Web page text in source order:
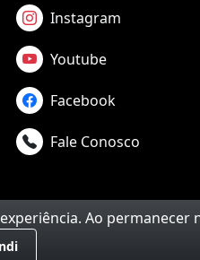
Ao permanecer
Instagram
Youtube
Facebook
Fale Conosco